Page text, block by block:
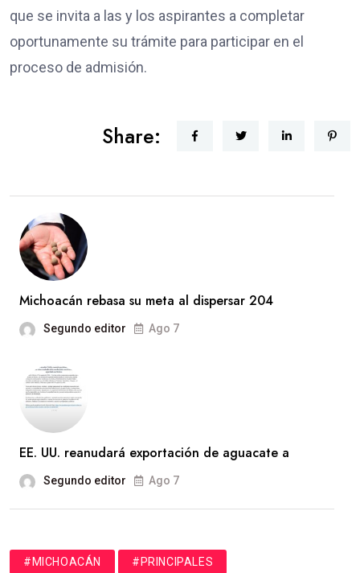
que se invita a las y los aspirantes a completar
oportunamente su trámite para participar en el
proceso de admisión.
Share:
Michoacán rebasa su meta al dispersar 204
Segundo editor Ago 7
EE. UU. reanudará exportación de aguacate a
Segundo editor Ago 7
#MICHOACÁN #PRINCIPALES